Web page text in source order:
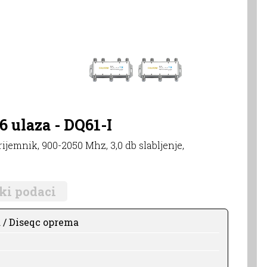
ulaza - DQ61-I
900-2050 Mhz, 3,0 db slabljenje,
podaci
Diseqc oprema